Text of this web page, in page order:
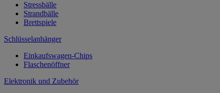
Stressbälle
Strandbälle
Brettspiele
Schlüsselanhänger
Einkaufswagen-Chips
Flaschenöffner
Elektronik und Zubehör